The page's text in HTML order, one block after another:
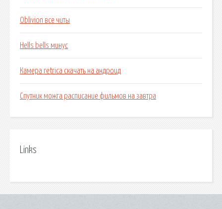
Oblivion все читы
Hells bells минус
Камера retrica скачать на андроид
Спутник можга расписание фильмов на завтра
Links